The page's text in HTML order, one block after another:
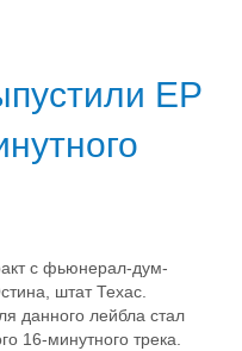
EP
с фьюнерал-дум-
штат Техас.
данного лейбла стал
16-минутного трека.